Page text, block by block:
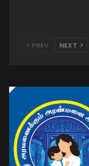
PREV NEXT